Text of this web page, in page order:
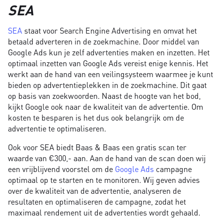
SEA
SEA staat voor Search Engine Advertising en omvat het
betaald adverteren in de zoekmachine. Door middel van
Google Ads kun je zelf advertenties maken en inzetten. Het
optimaal inzetten van Google Ads vereist enige kennis. Het
werkt aan de hand van een veilingsysteem waarmee je kunt
bieden op advertentieplekken in de zoekmachine. Dit gaat
op basis van zoekwoorden. Naast de hoogte van het bod,
kijkt Google ook naar de kwaliteit van de advertentie. Om
kosten te besparen is het dus ook belangrijk om de
advertentie te optimaliseren.
Ook voor SEA biedt Baas & Baas een gratis scan ter
waarde van €300,- aan. Aan de hand van de scan doen wij
een vrijblijvend voorstel om de Google Ads campagne
optimaal op te starten en te monitoren. Wij geven advies
over de kwaliteit van de advertentie, analyseren de
resultaten en optimaliseren de campagne, zodat het
maximaal rendement uit de advertenties wordt gehaald.